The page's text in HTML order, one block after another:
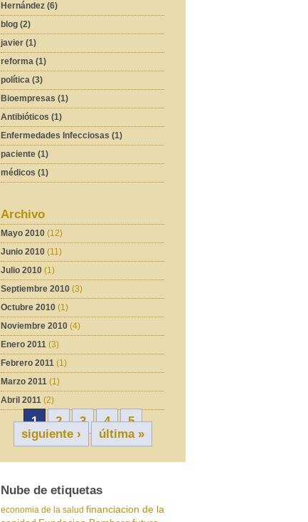
Hernández (6)
blog (2)
javier (1)
reforma (1)
política (3)
Bioempresas (1)
Antibióticos (1)
Enfermedades Infecciosas (1)
paciente (1)
médicos (1)
Archivo
Mayo 2010 (12)
Junio 2010 (11)
Julio 2010 (1)
Septiembre 2010 (3)
Octubre 2010 (1)
Noviembre 2010 (4)
Enero 2011 (3)
Febrero 2011 (1)
Marzo 2011 (1)
Abril 2011 (2)
1 2 3 4
5
siguiente ›
última »
Nube de etiquetas
economia de la salud financiacion de la